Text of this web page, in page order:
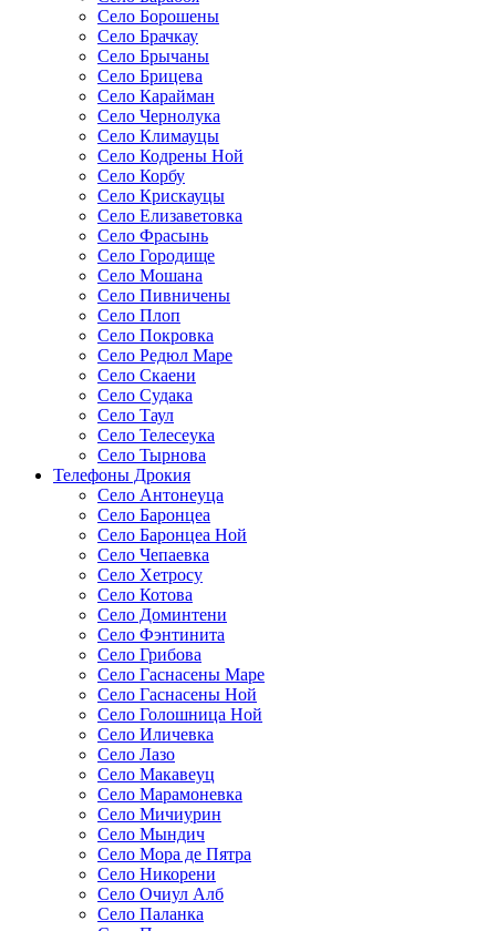
Село Борошены
Село Брачкау
Село Брычаны
Село Брицева
Село Карайман
Село Чернолука
Село Климауцы
Село Кодрены Ной
Село Корбу
Село Крискауцы
Село Елизаветовка
Село Фрасынь
Село Городище
Село Мошана
Село Пивничены
Село Плоп
Село Покровка
Село Редюл Маре
Село Скаени
Село Судака
Село Таул
Село Телесеука
Село Тырнова
Телефоны Дрокия
Село Антонеуца
Село Баронцеа
Село Баронцеа Ной
Село Чепаевка
Село Хетросу
Село Котова
Село Доминтени
Село Фэнтинита
Село Грибова
Село Гаснасены Маре
Село Гаснасены Ной
Село Голошница Ной
Село Иличевка
Село Лазо
Село Макавеуц
Село Марамоневка
Село Мичиурин
Село Мындич
Село Мора де Пятра
Село Никорени
Село Очиул Алб
Село Паланка